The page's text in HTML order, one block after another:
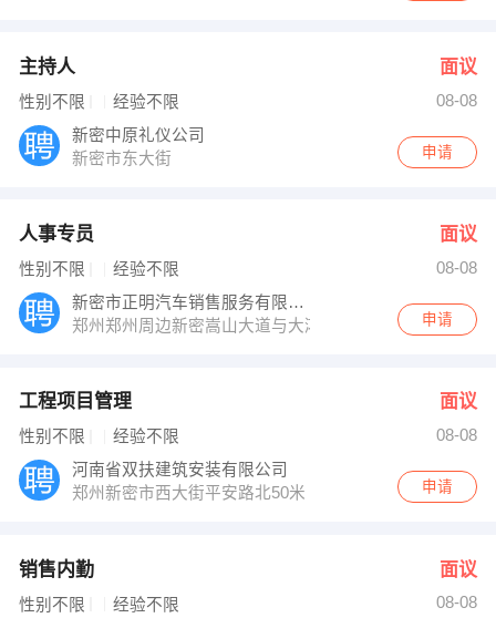
主持人 面议
性别不限 经验不限
08-08
新密中原礼仪公司
新密市东大街
申请
人事专员 面议
性别不限 经验不限
08-08
新密市正明汽车销售服务有限公司
郑州郑州周边新密嵩山大道与大鸿路交叉口
申请
工程项目管理 面议
性别不限 经验不限
08-08
河南省双扶建筑安装有限公司
郑州新密市西大街平安路北50米
申请
销售内勤 面议
性别不限 经验不限
08-08